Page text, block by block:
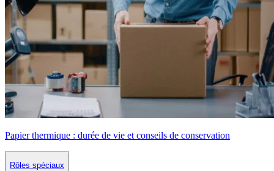
Papier thermique : durée de vie et conseils de conservation
Rôles spéciaux